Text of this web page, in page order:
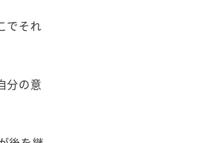
でそれ
分の意